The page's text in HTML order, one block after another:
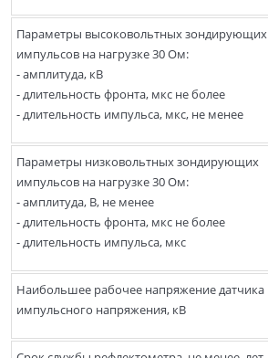
Параметры высоковольтных зондирующих
импульсов на нагрузке 30 Ом:
- амплитуда, кВ
- длительность фронта, мкс не более
- длительность импульса, мкс, не менее
Параметры низковольтных зондирующих
импульсов на нагрузке 30 Ом:
- амплитуда, В, не менее
- длительность фронта, мкс не более
- длительность импульса, мкс
Наибольшее рабочее напряжение датчика
импульсного напряжения, кВ